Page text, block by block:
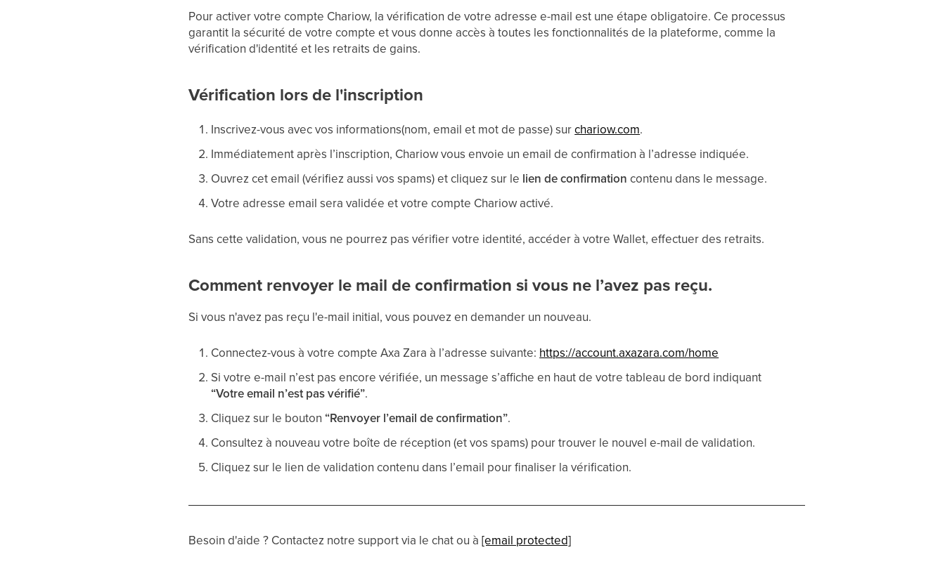
Pour activer votre compte Chariow, la vérification de votre adresse e-mail est une étape obligatoire. Ce processus
garantit la sécurité de votre compte et vous donne accès à toutes les fonctionnalités de la plateforme, comme la
vérification d'identité et les retraits de gains.
Vérification lors de l'inscription
Inscrivez-vous avec vos informations(nom, email et mot de passe) surchariow.com.
Immédiatement après l’inscription, Chariow vous envoie un email de confirmation à l’adresse indiquée.
Ouvrez cet email (vérifiez aussi vos spams) et cliquez sur le lien de confirmation contenu dans le message.
Votre adresse email sera validée et votre compte Chariow activé.
Sans cette validation, vous ne pourrez pas vérifier votre identité, accéder à votre Wallet, effectuer des retraits.
Comment renvoyer le mail de confirmation si vous ne l’avez pas reçu.
Si vous n'avez pas reçu l'e-mail initial, vous pouvez en demander un nouveau.
Connectez-vous à votre compte Axa Zara à l’adresse suivante: https://account.axazara.com/home
Si votre e-mail n’est pas encore vérifiée, un message s’affiche en haut de votre tableau de bord indiquant
“Votre email n’est pas vérifié”.
Cliquez sur le bouton“Renvoyer l’email de confirmation”.
Consultez à nouveau votre boîte de réception (et vos spams) pour trouver le nouvel e-mail de validation.
Cliquez sur le lien de validation contenu dans l’email pour finaliser la vérification.
Besoin d'aide ? Contactez notre support via le chat ou à[email protected]